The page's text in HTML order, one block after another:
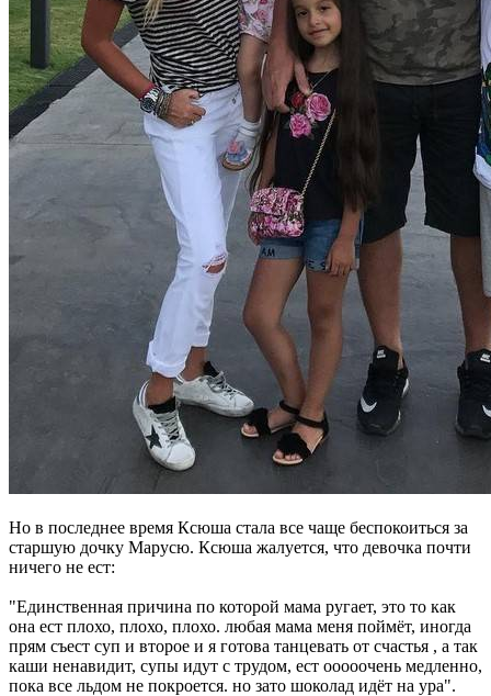
Но в последнее время Ксюша стала все чаще беспокоиться за
старшую дочку Марусю. Ксюша жалуется, что девочка почти
ничего не ест:
"Единственная причина по которой мама ругает, это то как
она ест плохо, плохо, плохо. любая мама меня поймёт, иногда
прям съест суп и второе и я готова танцевать от счастья , а так
каши ненавидит, супы идут с трудом, ест ооооочень медленно,
пока все льдом не покроется. но зато шоколад идёт на ура".